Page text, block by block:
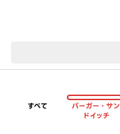
すべて
バーガー・サン
ドイッチ